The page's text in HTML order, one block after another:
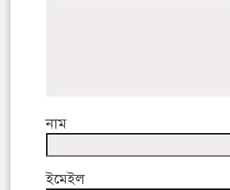
নাম
ইমেইল